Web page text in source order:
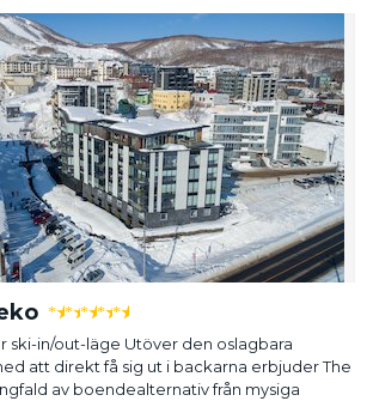
★★★★★
ski-in/out-läge Utöver den oslagbara
att direkt få sig ut i backarna erbjuder The
av boendealternativ från mysiga